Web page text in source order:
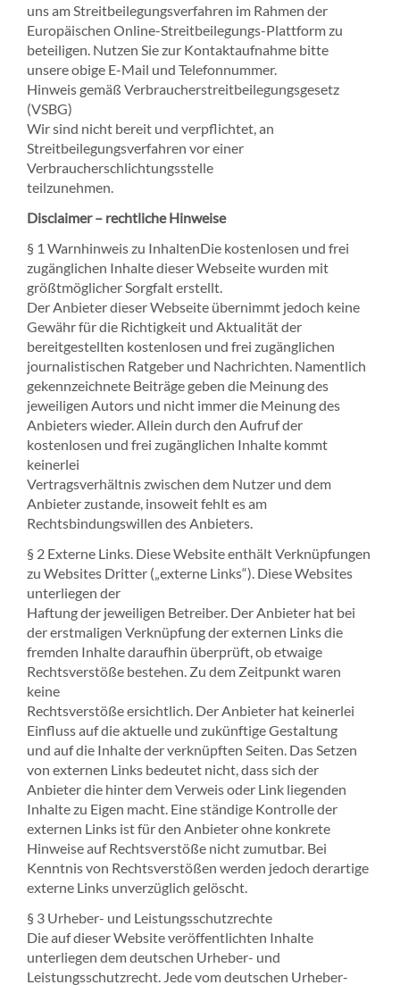
uns am Streitbeilegungsverfahren im Rahmen der
Europäischen Online-Streitbeilegungs-Plattform zu
beteiligen. Nutzen Sie zur Kontaktaufnahme bitte
unsere obige E-Mail und Telefonnummer.
Hinweis gemäß Verbraucherstreitbeilegungsgesetz
(VSBG)
Wir sind nicht bereit und verpflichtet, an
Streitbeilegungsverfahren vor einer
Verbraucherschlichtungsstelle
teilzunehmen.
Disclaimer – rechtliche Hinweise
§ 1 Warnhinweis zu InhaltenDie kostenlosen und frei
zugänglichen Inhalte dieser Webseite wurden mit
größtmöglicher Sorgfalt erstellt.
Der Anbieter dieser Webseite übernimmt jedoch keine
Gewähr für die Richtigkeit und Aktualität der
bereitgestellten kostenlosen und frei zugänglichen
journalistischen Ratgeber und Nachrichten. Namentlich
gekennzeichnete Beiträge geben die Meinung des
jeweiligen Autors und nicht immer die Meinung des
Anbieters wieder. Allein durch den Aufruf der
kostenlosen und frei zugänglichen Inhalte kommt
keinerlei
Vertragsverhältnis zwischen dem Nutzer und dem
Anbieter zustande, insoweit fehlt es am
Rechtsbindungswillen des Anbieters.
§ 2 Externe Links. Diese Website enthält Verknüpfungen
zu Websites Dritter („externe Links“). Diese Websites
unterliegen der
Haftung der jeweiligen Betreiber. Der Anbieter hat bei
der erstmaligen Verknüpfung der externen Links die
fremden Inhalte daraufhin überprüft, ob etwaige
Rechtsverstöße bestehen. Zu dem Zeitpunkt waren
keine
Rechtsverstöße ersichtlich. Der Anbieter hat keinerlei
Einfluss auf die aktuelle und zukünftige Gestaltung
und auf die Inhalte der verknüpften Seiten. Das Setzen
von externen Links bedeutet nicht, dass sich der
Anbieter die hinter dem Verweis oder Link liegenden
Inhalte zu Eigen macht. Eine ständige Kontrolle der
externen Links ist für den Anbieter ohne konkrete
Hinweise auf Rechtsverstöße nicht zumutbar. Bei
Kenntnis von Rechtsverstößen werden jedoch derartige
externe Links unverzüglich gelöscht.
§ 3 Urheber- und Leistungsschutzrechte
Die auf dieser Website veröffentlichten Inhalte
unterliegen dem deutschen Urheber- und
Leistungsschutzrecht. Jede vom deutschen Urheber-